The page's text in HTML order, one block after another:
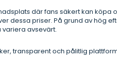
där fans säkert kan köpa
dessa priser. På grund av hög
variera avsevärt.
transparent och pålitlig